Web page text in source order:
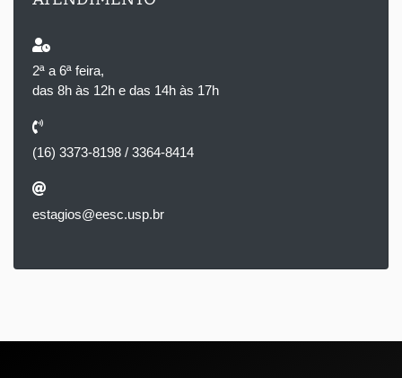
2ª a 6ª feira,
das 8h às 12h e das 14h às 17h
(16) 3373-8198 / 3364-8414
estagios@eesc.usp.br